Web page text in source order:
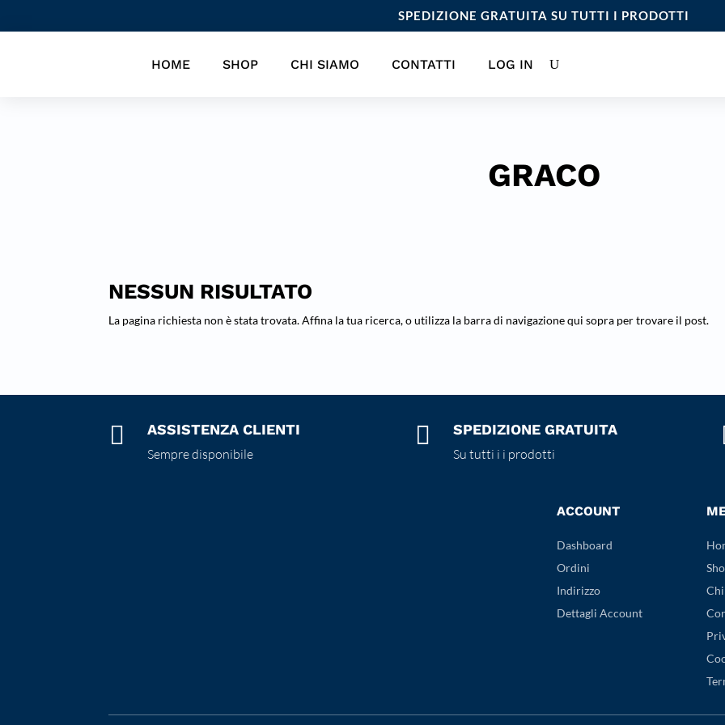
SPEDIZIONE GRATUITA SU TUTTI I PRODOTTI
HOME SHOP CHI SIAMO CONTATTI LOG IN
GRACO
NESSUN RISULTATO
La pagina richiesta non è stata trovata. Affina la tua ricerca, o utilizza la barra di navigazione qui sopra per trovare il post.
 ASSISTENZA CLIENTI
Sempre disponibile
 SPEDIZIONE GRATUITA
Su tutti i i prodotti
ACCOUNT
Dashboard
Ordini
Indirizzo
Dettagli Account